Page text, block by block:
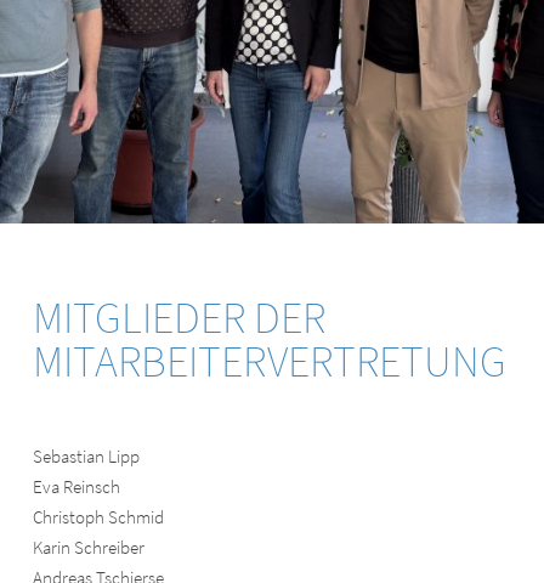
MITGLIEDER DER
MITARBEITERVERTRETUNG
Sebastian Lipp
Eva Reinsch
Christoph Schmid
Karin Schreiber
Andreas Tschierse